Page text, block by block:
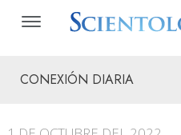
CONEXIÓN DIARIA